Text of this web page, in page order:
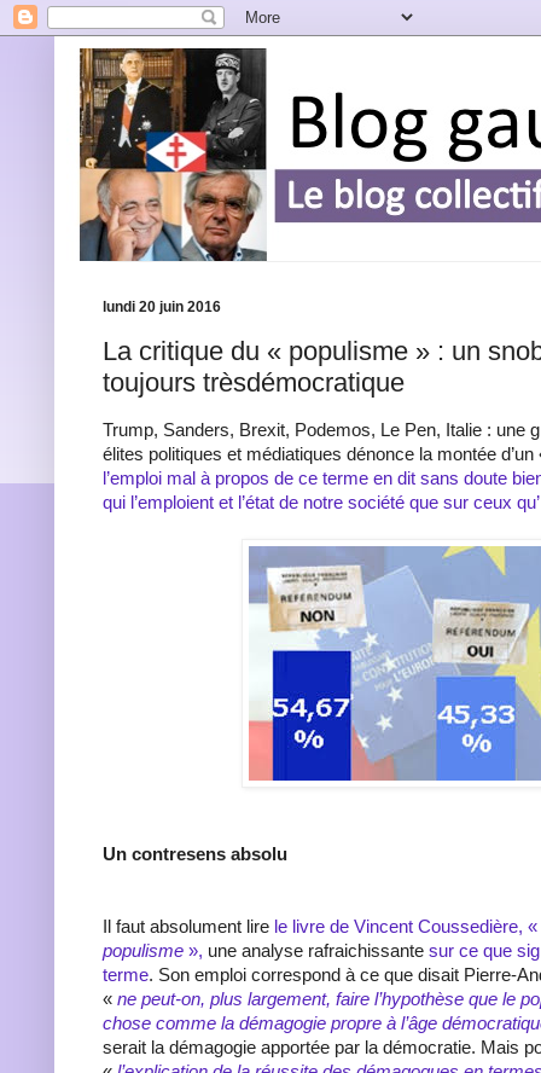
lundi 20 juin 2016
La critique du « populisme » : un
toujours trèsdémocratique
Trump, Sanders, Brexit, Podemos, Le Pen, Italie : une
élites politiques et médiatiques dénonce la montée
l’emploi mal à propos de ce terme en dit sans doute
qui l’emploient et l’état de notre société que sur ceux
Un contresens absolu
Il faut absolument lire le livre de Vincent Coussedière, «
populisme », une analyse rafraichissante sur ce que
terme. Son emploi correspond à ce que disait Pierre-
« ne peut-on, plus largement, faire l’hypothèse que le
chose comme la démagogie propre à l’âge
serait la démagogie apportée par la démocratie. Mais